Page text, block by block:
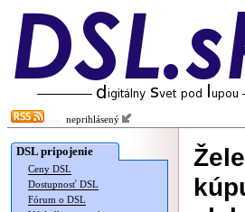
neprihlásený
DSL pripojenie
Ceny DSL
Dostupnosť DSL
Fórum o DSL